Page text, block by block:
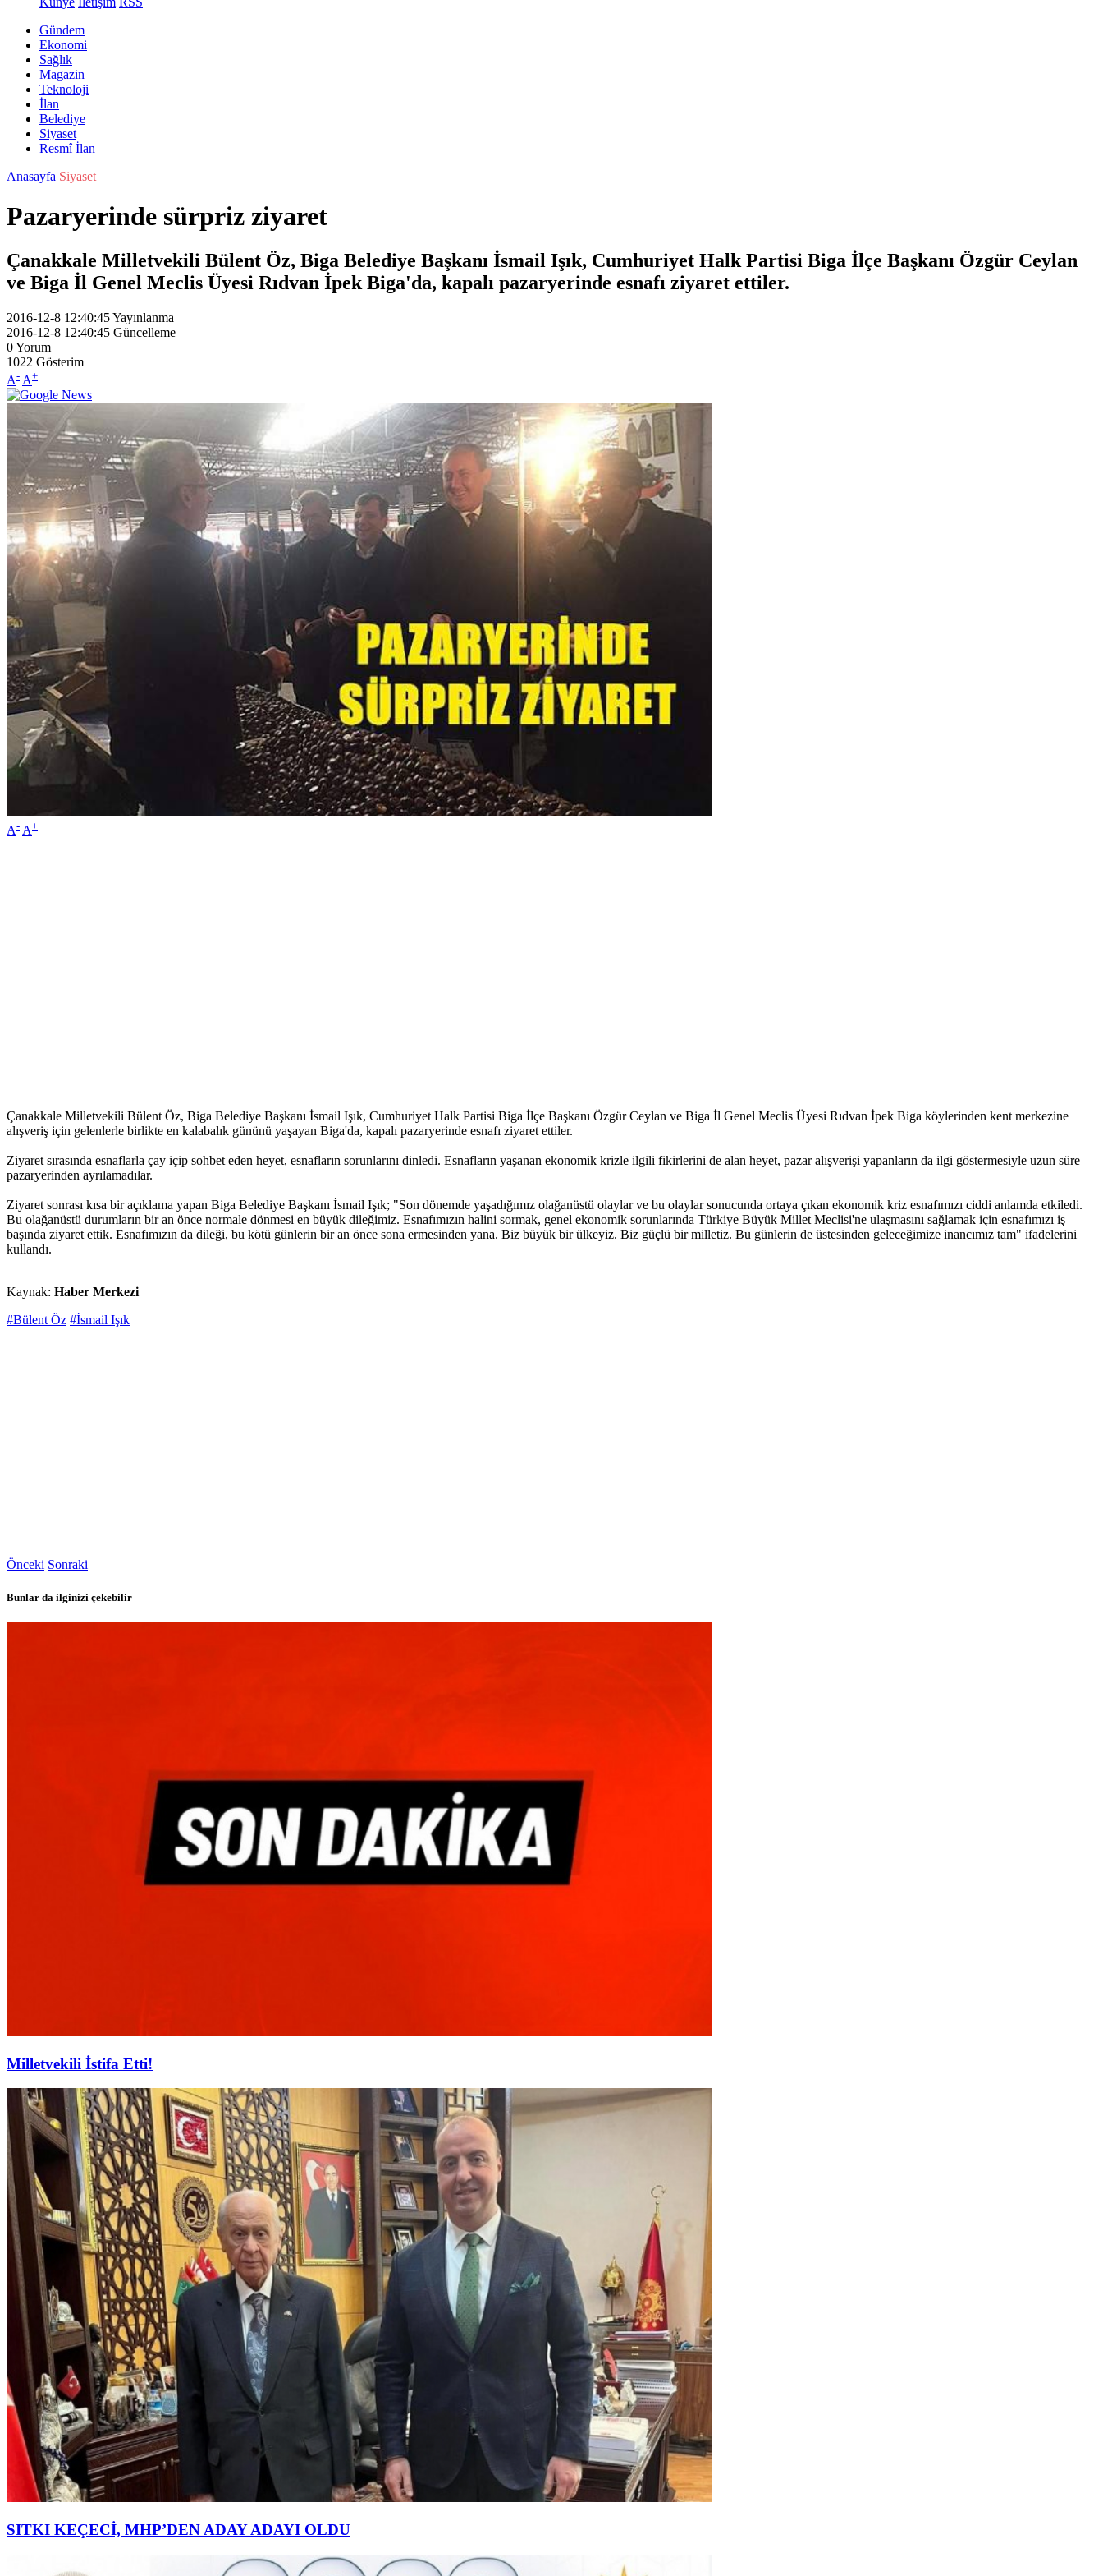
Gündem
Ekonomi
Sağlık
Magazin
Teknoloji
İlan
Belediye
Siyaset
Resmî İlan
Anasayfa Siyaset
Pazaryerinde sürpriz ziyaret
Çanakkale Milletvekili Bülent Öz, Biga Belediye Başkanı İsmail Işık, Cumhuriyet Halk Partisi Biga İlçe Başkanı Özgür Ceylan
ve Biga İl Genel Meclis Üyesi Rıdvan İpek Biga'da, kapalı pazaryerinde esnafı ziyaret ettiler.
2016-12-8 12:40:45Yayınlanma
2016-12-8 12:40:45 Güncelleme
0Yorum
1022 Gösterim
A- A+
A- A+
Çanakkale Milletvekili Bülent Öz, Biga Belediye Başkanı İsmail Işık, Cumhuriyet Halk Partisi Biga İlçe Başkanı Özgür Ceylan ve Biga İl Genel Meclis Üyesi Rıdvan İpek Biga köylerinden kent merkezine
alışveriş için gelenlerle birlikte en kalabalık gününü yaşayan Biga'da, kapalı pazaryerinde esnafı ziyaret ettiler.
Ziyaret sırasında esnaflarla çay içip sohbet eden heyet, esnafların sorunlarını dinledi. Esnafların yaşanan ekonomik krizle ilgili fikirlerini de alan heyet, pazar alışverişi yapanların da ilgi göstermesiyle uzun süre
pazaryerinden ayrılamadılar.
Ziyaret sonrası kısa bir açıklama yapan Biga Belediye Başkanı İsmail Işık; "Son dönemde yaşadığımız olağanüstü olaylar ve bu olaylar sonucunda ortaya çıkan ekonomik kriz esnafımızı ciddi anlamda etkiledi.
Bu olağanüstü durumların bir an önce normale dönmesi en büyük dileğimiz. Esnafımızın halini sormak, genel ekonomik sorunlarında Türkiye Büyük Millet Meclisi'ne ulaşmasını sağlamak için esnafımızı iş
başında ziyaret ettik. Esnafımızın da dileği, bu kötü günlerin bir an önce sona ermesinden yana. Biz büyük bir ülkeyiz. Biz güçlü bir milletiz. Bu günlerin de üstesinden geleceğimize inancımız tam" ifadelerini
kullandı.
Kaynak: Haber Merkezi
#Bülent Öz #İsmail Işık
Önceki Sonraki
Bunlar da ilginizi çekebilir
Milletvekili İstifa Etti!
SITKI KEÇECİ, MHP’DEN ADAY ADAYI OLDU